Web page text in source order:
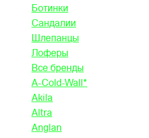
Ботинки
Сандалии
Шлепанцы
Лоферы
Все бренды
A-Cold-Wall*
Akila
Altra
Anglan